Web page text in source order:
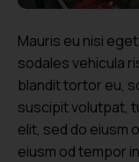
Mauris eu nisi
sodales vehicula
blandit tortor eu,
suscipit volutpat,
elit, sed do eiusm
eiusm od tempor